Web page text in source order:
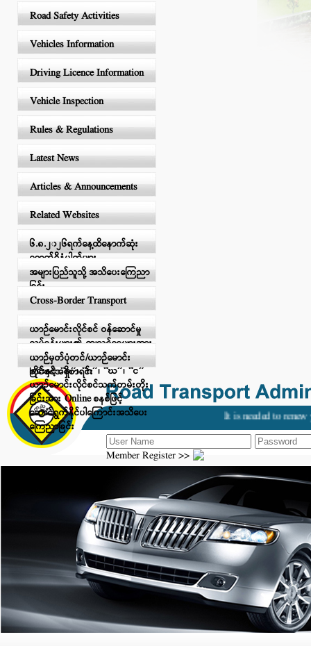
Road Safety Activities
Vehicles Information
Driving Licence Information
Vehicle Inspection
Rules & Regulations
Latest News
Articles & Announcements
Related Websites
၆.၈.၂၀၂၆ရက်နေ့ထိနောက်ဆုံး
ရောက်ရှိနံပါတ်များ
အများပြည်သူသို့ အသိပေးကြေညာ
ခြင်း
Cross-Border Transport
ယာဉ်မောင်းလိုင်စင် ဝန်ဆောင်မှု
လုပ်ငန်းများ၏ ကျသင့်ငွေများအား
Digital Payment ဖြင့် ငွေပေးချေ
ခြင်းနှင့် “ခ”၊ “ဂ”၊ “ဃ”၊ “င”
ယာဉ်မောင်းလိုင်စင်သက်တမ်းတိုး
ခြင်းအား Online စနစ်ဖြင့်
ဆောင်ရွက်နိုင်ပါကြောင်းအသိပေး
ကြေညာခြင်း
ယာဉ်မှတ်ပုံတင်/ယာဉ်မောင်း
လိုင်စင်အရှိစာရင်း
It is needed to renew
Member Register >>